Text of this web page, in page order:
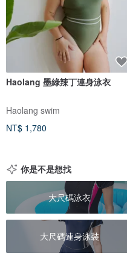
Haolang 墨綠辣丁連身泳衣
Haolang swim
NT$ 1,780
你是不是想找
大尺碼泳衣
大尺碼連身泳裝